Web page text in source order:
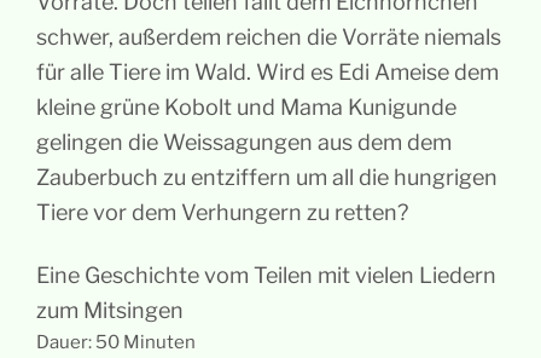
schwer, außerdem reichen die Vorräte niemals
für alle Tiere im Wald. Wird es Edi Ameise dem
kleine grüne Kobolt und Mama Kunigunde
gelingen die Weissagungen aus dem dem
Zauberbuch zu entziffern um all die hungrigen
Tiere vor dem Verhungern zu retten?
Eine Geschichte vom Teilen mit vielen Liedern
zum Mitsingen
Dauer: 50 Minuten